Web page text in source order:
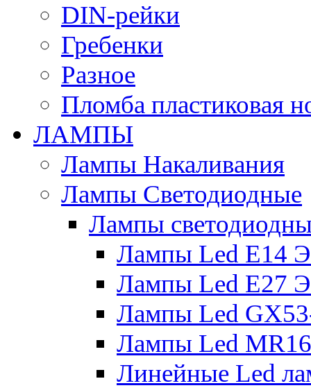
DIN-рейки
Гребенки
Разное
Пломба пластиковая
ЛАМПЫ
Лампы Накаливания
Лампы Светодиодные
Лампы
Лампы Led E14
Лампы Led E27
Лампы Led
Лампы Led
Линейные Led